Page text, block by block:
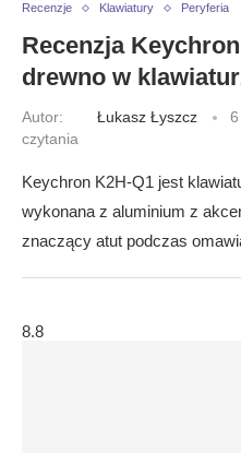
Recenzje Klawiatury Peryferia
Recenzja
drewno w
Autor: Łukasz Łyszcz
czytania
Keychron K2H-Q1 jest
wykonana z aluminium z
znaczący atut podczas
8.8